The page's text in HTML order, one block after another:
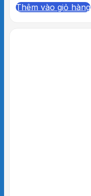
Thêm vào giỏ hàng